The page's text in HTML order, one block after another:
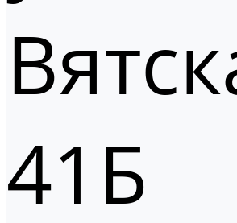
41Б